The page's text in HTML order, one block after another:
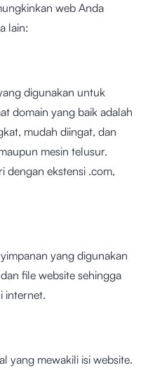
web Anda
lain:
digunakan untuk
domain yang baik adalah
mudah diingat, dan
mesin telusur.
dengan ekstensi .com,
yang digunakan
file website sehingga
internet.
yang mewakili isi website.